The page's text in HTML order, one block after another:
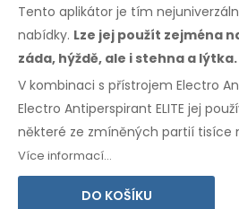
Tento aplikátor je tím
nabídky. Lze jej použít zejména
záda, hýždě, ale i stehna a lýtka.
V kombinaci s přístrojem Electro
Electro Antiperspirant ELITE jej
některé ze zmíněných partií tisíce
zákaznic.Přiložen návod
Více informací...
DO KOŠÍKU